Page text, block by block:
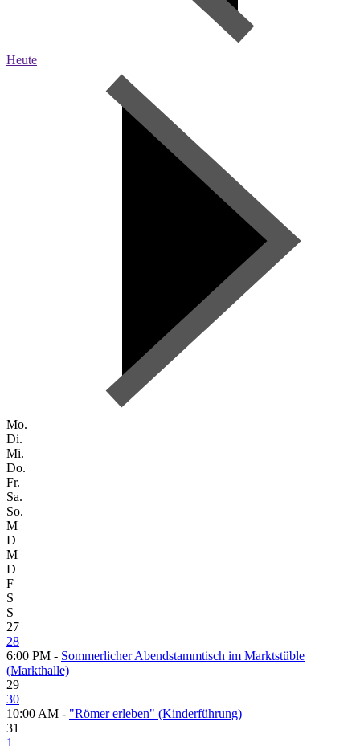
Heute
Mo.
Di.
Mi.
Do.
Fr.
Sa.
So.
M
D
M
D
F
S
S
27
28
6:00 PM - Sommerlicher Abendstammtisch im Marktstüble
(Markthalle)
29
30
10:00 AM - "Römer erleben" (Kinderführung)
31
1